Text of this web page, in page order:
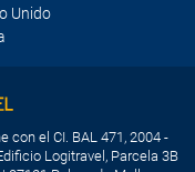
Unido
con el CI. BAL 471, 2004 -
Logitravel, Parcela 3B